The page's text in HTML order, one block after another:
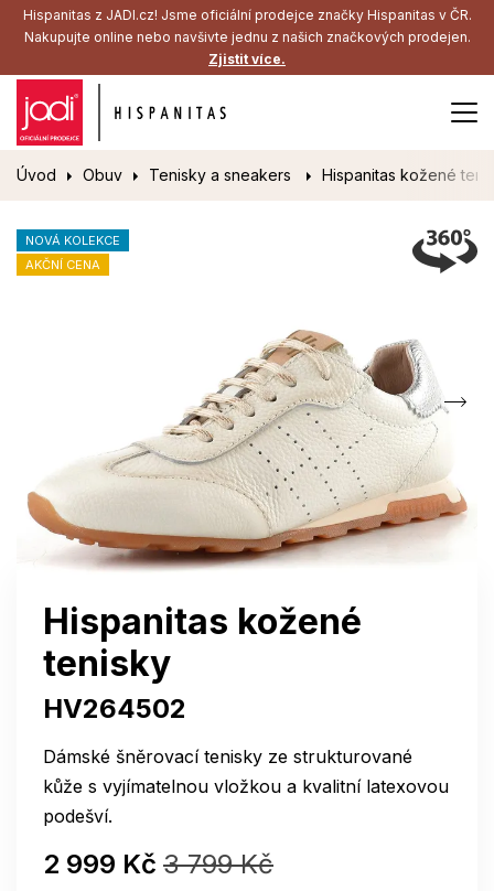
Hispanitas z JADI.cz! Jsme oficiální prodejce značky Hispanitas v ČR.
Nakupujte online nebo navšivte jednu z našich značkových prodejen.
Zjistit více.
Úvod Obuv Tenisky a sneakers Hispanitas kožené
NOVÁ KOLEKCE
AKČNÍ CENA
Hispanitas kožené
tenisky
HV264502
Dámské šněrovací tenisky ze strukturované
kůže s vyjímatelnou vložkou a kvalitní latexovou
podešví.
2 999 Kč 3 799 Kč